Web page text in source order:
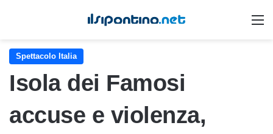
Spettacolo Italia
Isola dei Famosi
accuse e violenza,